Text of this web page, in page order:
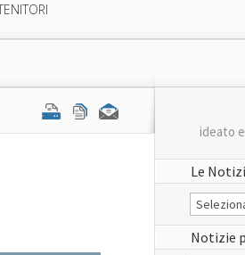
ideato
Le
Le
Notizie
del
sito
Notizie